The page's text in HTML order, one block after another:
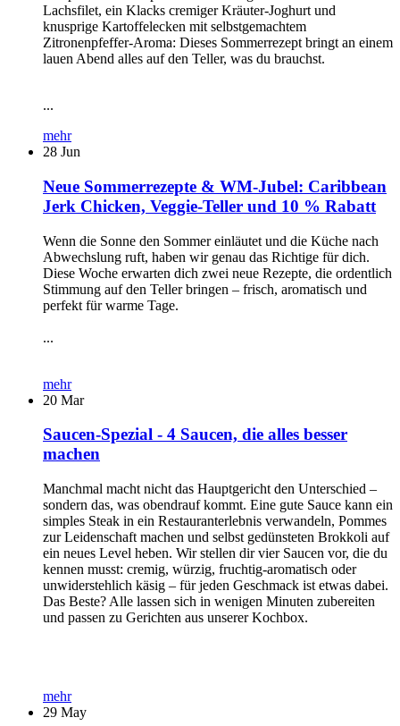
Lachsfilet, ein Klacks cremiger Kräuter-Joghurt und
knusprige Kartoffelecken mit selbstgemachtem
Zitronenpfeffer-Aroma: Dieses Sommerrezept bringt an einem
lauen Abend alles auf den Teller, was du brauchst.
...
mehr
28 Jun
Neue Sommerrezepte & WM-Jubel: Caribbean
Jerk Chicken, Veggie-Teller und 10 % Rabatt
Wenn die Sonne den Sommer einläutet und die Küche nach
Abwechslung ruft, haben wir genau das Richtige für dich.
Diese Woche erwarten dich zwei neue Rezepte, die ordentlich
Stimmung auf den Teller bringen – frisch, aromatisch und
perfekt für warme Tage.
...
mehr
20 Mar
Saucen-Spezial - 4 Saucen, die alles besser
machen
Manchmal macht nicht das Hauptgericht den Unterschied –
sondern das, was obendrauf kommt. Eine gute Sauce kann ein
simples Steak in ein Restauranterlebnis verwandeln, Pommes
zur Leidenschaft machen und selbst gedünsteten Brokkoli auf
ein neues Level heben. Wir stellen dir vier Saucen vor, die du
kennen musst: cremig, würzig, fruchtig-aromatisch oder
unwiderstehlich käsig – für jeden Geschmack ist etwas dabei.
Das Beste? Alle lassen sich in wenigen Minuten zubereiten
und passen zu Gerichten aus unserer Kochbox.
mehr
29 May